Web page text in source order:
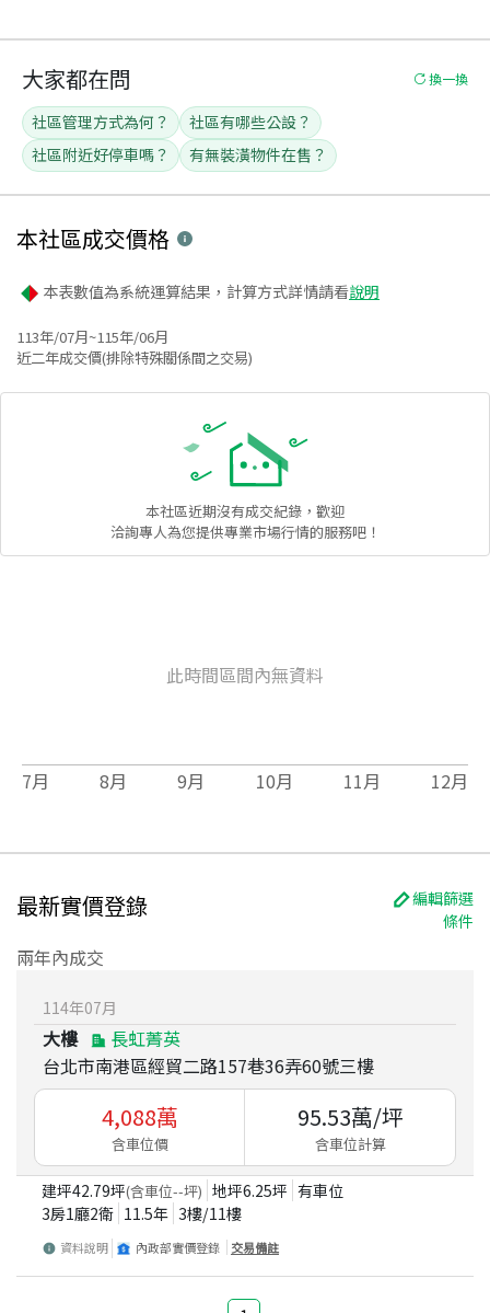
大家都在問 換一換
社區管理方式為何？
社區有哪些公設？
社區附近好停車嗎？
有無裝潢物件在售？
本社區成交價格
本表數值為系統運算結果，計算方式詳情請看說明
113年/07月~115年/06月
近二年成交價(排除特殊關係間之交易)
本社區近期沒有成交紀錄，歡迎
洽詢專人為您提供專業市場行情的服務吧！
此時間區間內無資料
7月 8月 9月 10月 11月 12月
最新實價登錄
編輯篩選
條件
兩年內成交
114年07月
大樓
長虹菁英
台北市南港區經貿二路157巷36弄60號三樓
4,088萬
含車位價
95.53萬/坪
含車位計算
建坪42.79坪(含車位--坪) 地坪6.25坪 有車位
3房1廳2衛 11.5年 3樓/11樓
資料說明 內政部實價登錄 交易備註